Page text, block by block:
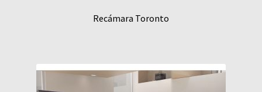
Recámara Toronto